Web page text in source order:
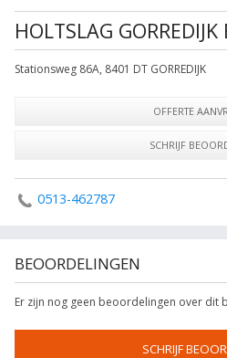
HOLTSLAG GORREDIJK
Stationsweg 86A, 8401 DT GORREDIJK
OFFERTE
SCHRIJF
0513-462787
BEOORDELINGEN
Er zijn nog geen beoordelingen over dit
SCHRIJF